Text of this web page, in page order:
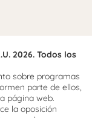
2026. Todos los
sobre programas
parte de ellos,
página web.
la oposición